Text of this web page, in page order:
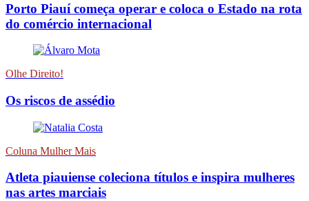
Porto Piauí começa operar e coloca o Estado na rota
do comércio internacional
Olhe Direito!
Os riscos de assédio
Coluna Mulher Mais
Atleta piauiense coleciona títulos e inspira mulheres
nas artes marciais